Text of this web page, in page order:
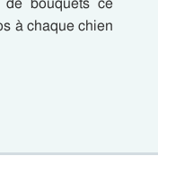
à chaque chien